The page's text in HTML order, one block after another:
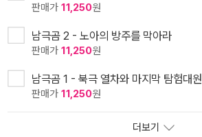
판매가 11,250원
남극곰 2 - 노아의 방주를 막아라
판매가 11,250원
남극곰 1 - 북극 열차와 마지막 탐험대원
판매가 11,250원
더보기